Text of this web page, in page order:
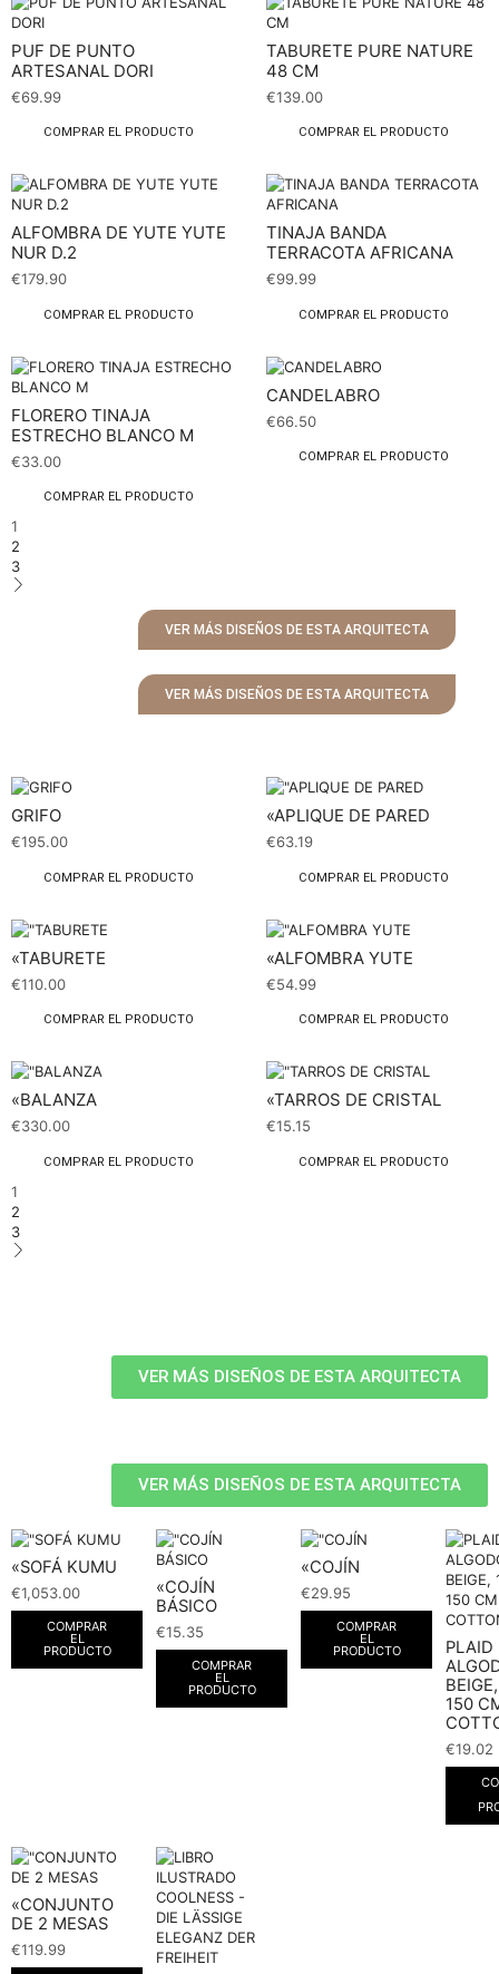
PUF DE PUNTO
ARTESANAL DORI
€69.99
COMPRAR EL PRODUCTO
TABURETE PURE NATURE
48 CM
€139.00
COMPRAR EL PRODUCTO
ALFOMBRA DE YUTE YUTE
NUR D.2
€179.90
COMPRAR EL PRODUCTO
TINAJA BANDA
TERRACOTA AFRICANA
€99.99
COMPRAR EL PRODUCTO
FLORERO TINAJA
ESTRECHO BLANCO M
€33.00
COMPRAR EL PRODUCTO
CANDELABRO
€66.50
COMPRAR EL PRODUCTO
1
2
3
VER MÁS DISEÑOS DE ESTA ARQUITECTA
VER MÁS DISEÑOS DE ESTA ARQUITECTA
GRIFO
€195.00
COMPRAR EL PRODUCTO
«APLIQUE DE PARED
€63.19
COMPRAR EL PRODUCTO
«TABURETE
€110.00
COMPRAR EL PRODUCTO
«ALFOMBRA YUTE
€54.99
COMPRAR EL PRODUCTO
«BALANZA
€330.00
COMPRAR EL PRODUCTO
«TARROS DE CRISTAL
€15.15
COMPRAR EL PRODUCTO
1
2
3
VER MÁS DISEÑOS DE ESTA ARQUITECTA
VER MÁS DISEÑOS DE ESTA ARQUITECTA
«SOFÁ KUMU
€1,053.00
COMPRAR
EL
PRODUCTO
«COJÍN
BÁSICO
€15.35
COMPRAR
EL
PRODUCTO
«COJÍN
€29.95
COMPRAR
EL
PRODUCTO
PLAID
150
€19.02
«CONJUNTO
DE 2 MESAS
€119.99